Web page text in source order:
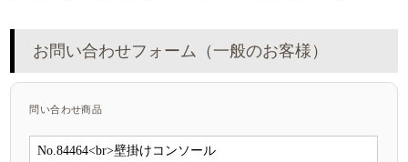
お問い合わせフォーム（一般のお客様）
問い合わせ商品